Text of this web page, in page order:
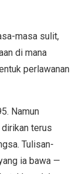
masa sulit,
di mana
perlawanan
Namun
terus
Tulisan-
ia bawa —